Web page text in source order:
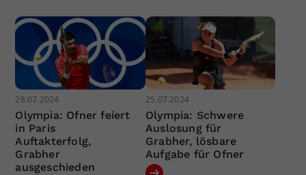
28.07.2024
Olympia: Ofner feiert
in Paris
Auftakterfolg,
Grabher
ausgeschieden
25.07.2024
Olympia: Schwere
Auslosung für
Grabher, lösbare
Aufgabe für Ofner